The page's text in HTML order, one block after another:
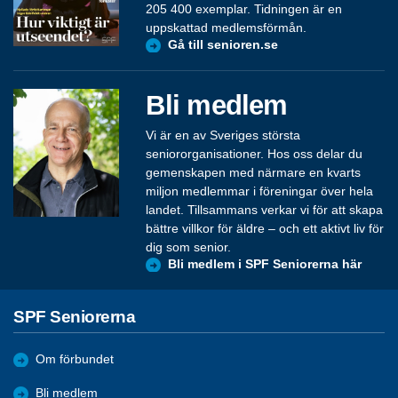
205 400 exemplar. Tidningen är en
uppskattad medlemsförmån.
Gå till senioren.se
Bli medlem
Vi är en av Sveriges största
seniororganisationer. Hos oss delar du
gemenskapen med närmare en kvarts
miljon medlemmar i föreningar över hela
landet. Tillsammans verkar vi för att skapa
bättre villkor för äldre – och ett aktivt liv för
dig som senior.
Bli medlem i SPF Seniorerna här
SPF Seniorerna
Om förbundet
Bli medlem